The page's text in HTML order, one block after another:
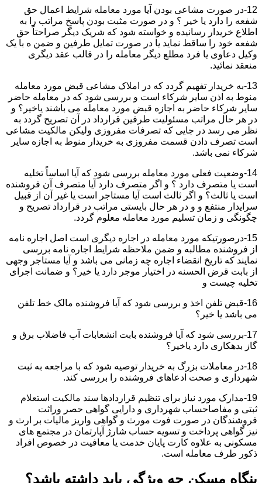
12-در صورت مشاعی بودن آیا مورد معامله شرایط اعمال حق
شفعه را دارد یا خیر ؟ و در صورت مثبت بودن پاسخ مراتب را به
اطلاع خریدار رسانیده و خواسته شود که شریک دیگر صراحتاً حق
شفعه خود را ساقط نماید یا در صورت تمایل طرفین و ضمن ه با یک
وکیل دعاوی یا فرد مطلع دیگر معامله را در قالب عقد دیگری
منعقد نمائید.
13-به خریدار تفهیم گردد که در املاک مشاعی قبض مورد معامله
منوط به اذن سایر شرکاء است و بررسی شود که در معامله حاضر
سایر شرکاء حاضر به اجازه قبض مورد معامله می باشند یاخیر؟ و
در هر حال مراتب مسئولیت طرفین قرارداد در آن تصریح گردد به
نظر می رسد در جایی که تصرفات مفروزی ولیکن مالکیت مشاعی
است تصرف دادن قسمت مفروزی به خریدار منوط به اجازه سایر
شرکاء نمی باشد.
14-وضعیت فعلی مورد معامله بررسی شود که آیا اساساً تخلیه
است یا متصرف دارد ؟ و اگر متصرف دارد آیا متصرف آن فروشنده
است یا ثالث؟ و اگر ثالث است آیا مستاجر است یا غیر آن از قبیل
سرایدار منتفع و و در هر حال بایستی مراتب در قرارداد تصریح و
چگونگی و زمان تسلیم مورد معامله معلوم گردد.
15-درصورتیکه مورد معامله در اجاره دیگری است اصل اجاره نامه
از فروشنده مطالبه و ضمن ملاحظه شرایط اجاره نامه بررسی
نمایند که تاریخ انقضاء اجاره چه زمانی می باشد و آیا مستاجر وجهی
از بابت قرض الحسنه در اختیار موجر دارد یا خیر؟ و ضمانت اجرای
تخلیه چیست و
16-قبض تلفن اخذ و بررسی شود که آیا فروشنده مالک خط تلفن
می باشد یا خیر؟
17-بررسی شود که آیا فروشنده بابت انشعابات آب فاضلاب برق و
گاز بدهکاری دارد یاخیر؟
18-در معاملات بزرگ به خریدار توصیه شود که با مراجعه به ثبت
شهرداری و صحت ادعاهای فروشنده را بررسی کند.
19-مدارک مورد نیاز برای تنظیم قراردادها سند مالکیت استعلام
ثبتی و مفاصاحساب شهرداری و دارایی گواهی حصر وراثت
فروشندگان در صورت فوت مورث و گواهی واریز مالیات بر ارث و
نیز گواهی پرداخت و تسویه حساب شارژ آپارتمان در مجتمع های
مسکونی به علاوه کارت پایان خدمت یا معافیت در خصوص افراد
ذکور طرف معامله است.
بنگاه مسکن چه ویژگی باید داشته باشد؟